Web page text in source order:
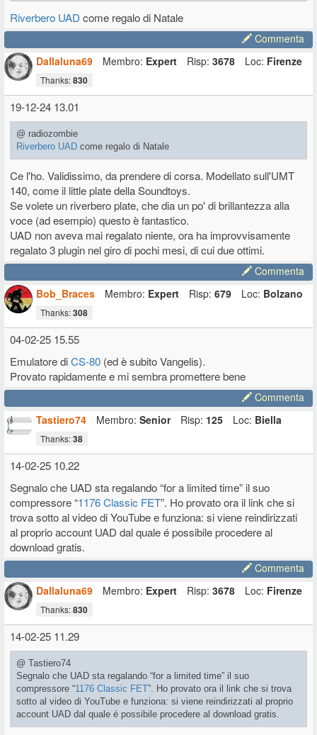
Riverbero UAD come regalo di Natale
Commenta
Dallaluna69
Membro: Expert Risp: 3678 Loc: Firenze
Thanks:830
19-12-24 13.01
@ radiozombie
Riverbero UAD come regalo di Natale
Ce l'ho. Validissimo, da prendere di corsa. Modellato sull'UMT
140, come il little plate della Soundtoys.
Se volete un riverbero plate, che dia un po' di brillantezza alla
voce (ad esempio) questo è fantastico.
UAD non aveva mai regalato niente, ora ha improvvisamente
regalato 3 plugin nel giro di pochi mesi, di cui due ottimi.
Commenta
Bob_Braces
Membro: Expert Risp: 679 Loc: Bolzano
Thanks:308
04-02-25 15.55
Emulatore diCS-80 (ed è subito Vangelis).
Provato rapidamente e mi sembra promettere bene
Commenta
Tastiero74
Membro: Senior Risp: 125 Loc: Biella
Thanks:38
14-02-25 10.22
Segnalo che UAD sta regalando “for a limited time” il suo
compressore “1176 Classic FET”. Ho provato ora il link che si
trova sotto al video di YouTube e funziona: si viene reindirizzati
al proprio account UAD dal quale é possibile procedere al
download gratis.
Commenta
Dallaluna69
Membro: Expert Risp: 3678 Loc: Firenze
Thanks:830
14-02-25 11.29
@ Tastiero74
Segnalo che UAD sta regalando “for a limited time” il suo
compressore “1176 Classic FET”. Ho provato ora il link che si trova
sotto al video di YouTube e funziona: si viene reindirizzati al proprio
account UAD dal quale é possibile procedere al download gratis.